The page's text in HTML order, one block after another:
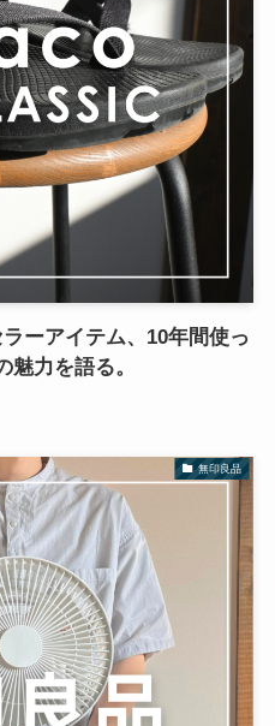
ーアイテム、10年間使っ
力を語る。
無印良品